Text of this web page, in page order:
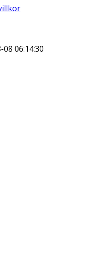
08 06:14:30